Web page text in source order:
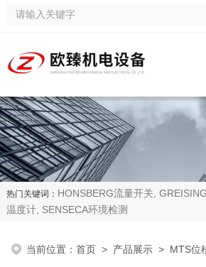
热门关键词： HONSBERG流量开关,
温度计, SENSECA环境检测
当前位置：首页 > 产品展示 > MTS位